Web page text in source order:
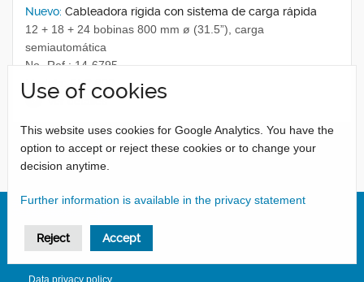
Nuevo: Cableadora rígida con sistema de carga rápida
12 + 18 + 24 bobinas 800 mm ø (31.5”), carga
semiautomática
No.-Ref.: 14-6795
Modelo: FLR 800
Ver detalles
1 2
Aviso legal
Data privacy policy
Use of cookies
This website uses cookies for Google Analytics. You have the
option to accept or reject these cookies or to change your
decision anytime.
Further information is available in the privacy statement
Reject Accept